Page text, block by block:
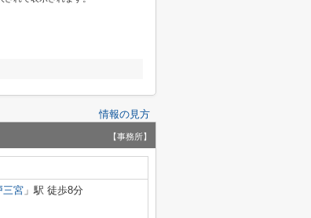
情報の見方
【事務所】
三宮 」駅 徒歩8分